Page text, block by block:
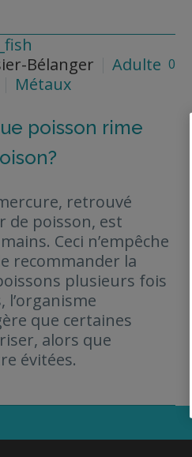
0
Bélanger
Adulte
Métaux
poisson rime
retrouvé
de poisson, est
Ceci n’empêche
recommander la
plusieurs fois
que certaines
alors que
évitées.